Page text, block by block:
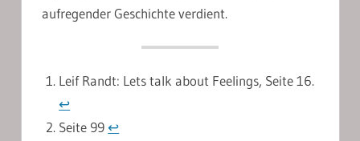
aufregender Geschichte verdient.
Leif Randt: Lets talk about Feelings, Seite 16.
↩︎
Seite 99↩︎